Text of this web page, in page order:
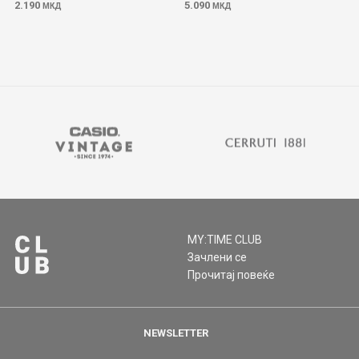
2.190 МКД 5.090 МКД
MY:TIME CLUB
Зачлени се
Прочитај повеќе
NEWSLETTER